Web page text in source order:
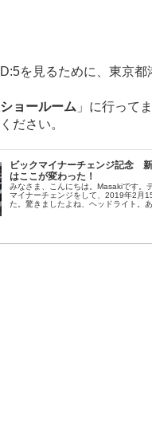
を見るために、東京都
ョールーム 」に行って
ださい。
ビックマイナーチェンジ記念
はここが変わった！
みなさま、こんにちは。Masakiです。
マイナーチェンジをして、2019年2月
た。驚きましたよね、ヘッドライト。